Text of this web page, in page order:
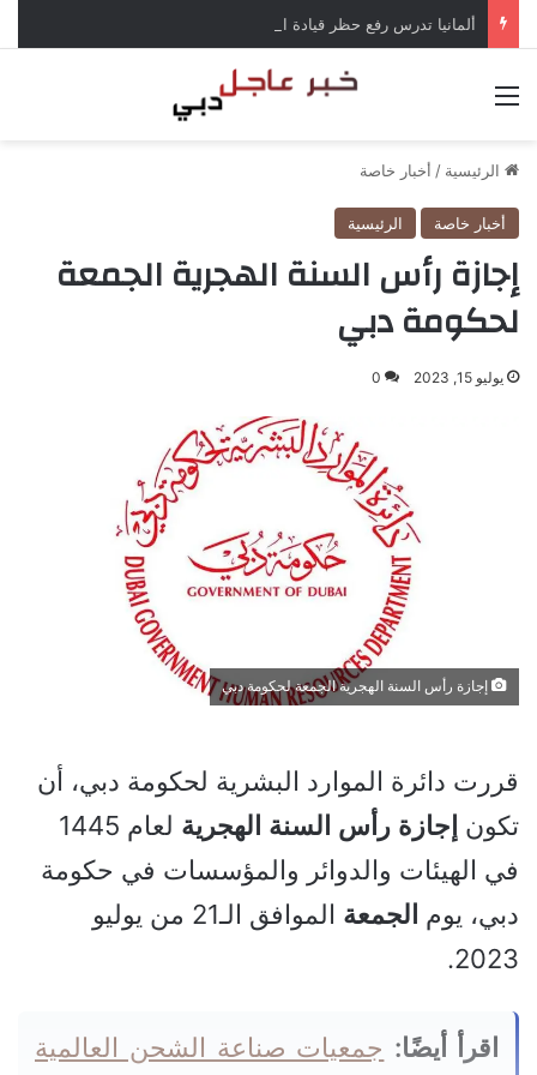
الرئيسية / أخبار خاصة
أخبار خاصة الرئيسية
إجازة رأس السنة الهجرية الجمعة
لحكومة دبي
يوليو 15, 2023 0
إجازة رأس السنة الهجرية الجمعة لحكومة دبي
قررت دائرة الموارد البشرية لحكومة دبي، أن
تكون إجازة رأس السنة الهجرية
لعام 1445
في الهيئات والدوائر والمؤسسات في حكومة
دبي، يوم الجمعة
الموافق الـ21 من يوليو
2023.
اقرأ أيضًا: جمعيات صناعة الشحن العالمية